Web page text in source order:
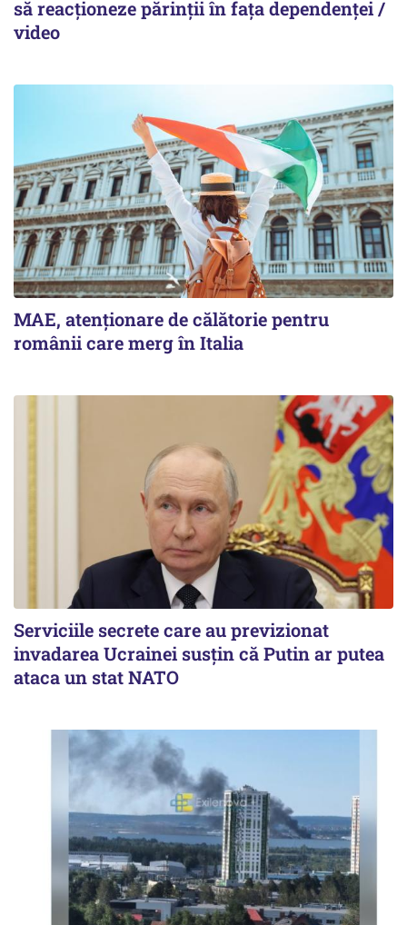
să reacționeze părinții în fața dependenței /
video
MAE, atenționare de călătorie pentru
românii care merg în Italia
Serviciile secrete care au previzionat
invadarea Ucrainei susțin că Putin ar putea
ataca un stat NATO